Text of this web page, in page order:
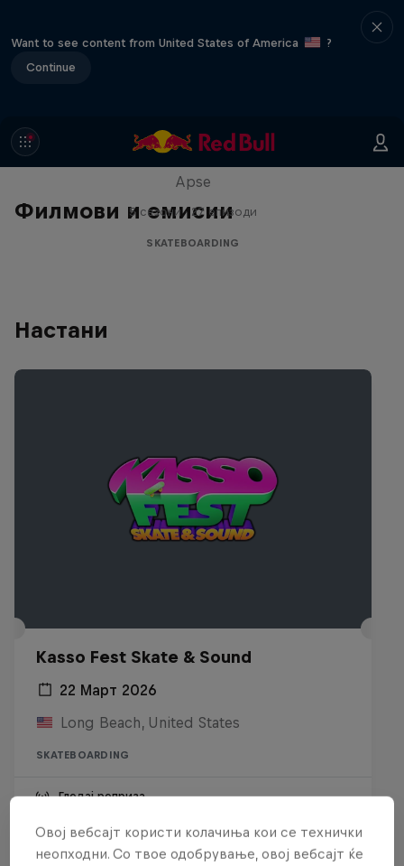
Want to see content from United States of America
?
Continue
Филмови и емисии
Skate Tales
Apse
5 сезони · 27 епизоди
SKATEBOARDING
Настани
Kasso Fest Skate & Sound
22 Март 2026
Long Beach, United States
SKATEBOARDING
Гледај реприза
Овој вебсајт користи колачиња кои се технички
неопходни. Со твое одобрување, овој вебсајт ќе